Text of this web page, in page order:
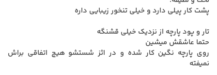
پشت کار پیلی دارد و خیلی تنخور زیبایی داره
تار و پود پارچه از نزدیک خیلی قشنگه
حتما عاشقش میشین
روی پارچه نگین کار شده و در اثز شستشو هیچ اتفاقی براش
نمیفته